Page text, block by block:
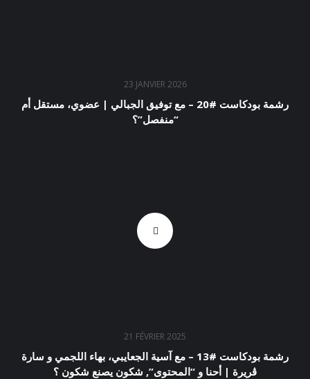
23 JANVIER 2026
رشمة بودكاست #20 – مع توفيق الجبالي | عضوي، مستقل أم
“منفصل”؟
21 FÉVRIER 2025
رشمة بودكاست #13 – مع آسية الجعايبي، بهاء اللجمي و سارة
ڨريرة | أحنا و “المحتوى”, شكون يصنع شكون ؟